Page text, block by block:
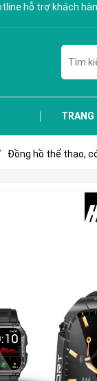
hỗ trợ khách
TRANG
Đồng hồ thể thao,